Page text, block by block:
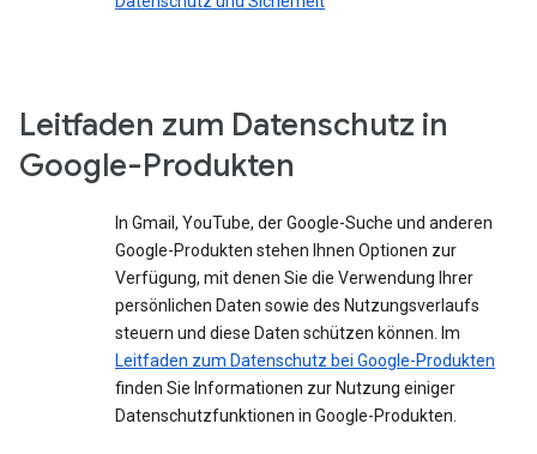
Leitfaden zum Datenschutz in
Google-Produkten
In Gmail, YouTube, der Google-Suche und anderen
Google-Produkten stehen Ihnen Optionen zur
Verfügung, mit denen Sie die Verwendung Ihrer
persönlichen Daten sowie des Nutzungsverlaufs
steuern und diese Daten schützen können. Im
Leitfaden zum Datenschutz bei Google-Produkten
finden Sie Informationen zur Nutzung einiger
Datenschutzfunktionen in Google-Produkten.